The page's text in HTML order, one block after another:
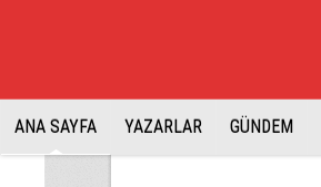
ANA SAYFA YAZARLAR GÜNDEM